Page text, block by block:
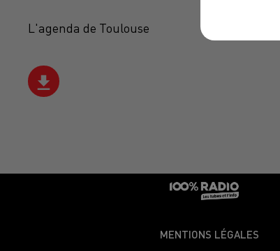
L'agenda de Toulouse
MENTIONS LÉGALES